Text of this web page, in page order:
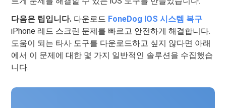
다음은 팁입니다. 다운로드 FoneDog IOS 시스템 복구
iPhone 레드 스크린 문제를 빠르고 안전하게 해결합니다.
도움이 되는 타사 도구를 다운로드하고 싶지 않다면 아래
에서 이 문제에 대한 몇 가지 일반적인 솔루션을 수집했습
니다.